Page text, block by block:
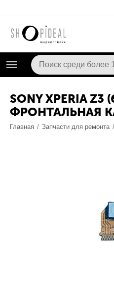
SONY XPERIA Z3
ФРОНТАЛЬНАЯ
Главная / Запчасти для ремонта /